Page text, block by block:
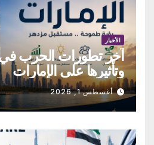
الأخبار
آخر تطورات الحرب
وتأثيرها على الإمارات
أغسطس 1, 2026